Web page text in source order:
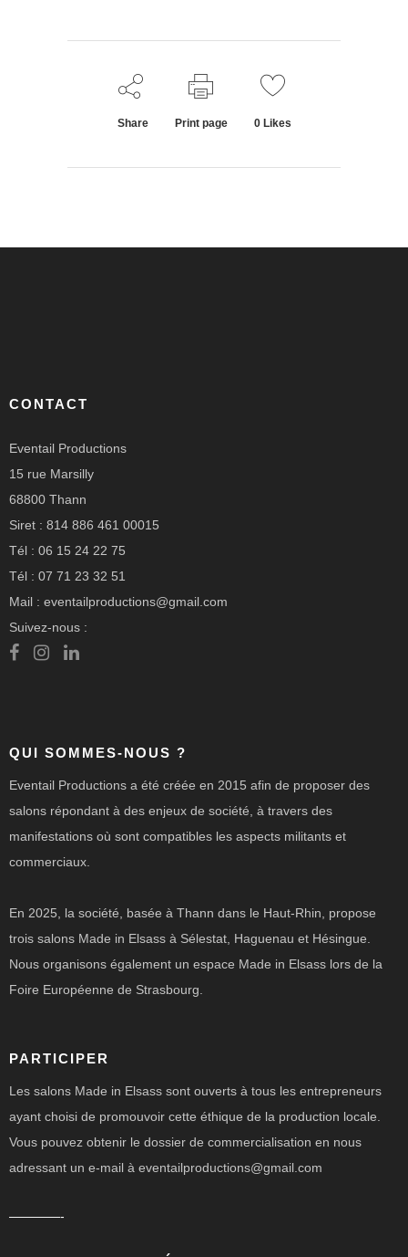
Share Print page 0Likes
CONTACT
Eventail Productions
15 rue Marsilly
68800 Thann
Siret : 814 886 461 00015
Tél : 06 15 24 22 75
Tél : 07 71 23 32 51
Mail : eventailproductions@gmail.com
Suivez-nous :
QUI SOMMES-NOUS ?
Eventail Productions a été créée en 2015 afin de proposer des
salons répondant à des enjeux de société, à travers des
manifestations où sont compatibles les aspects militants et
commerciaux.
En 2025, la société, basée à Thann dans le Haut-Rhin, propose
trois salons Made in Elsass à Sélestat, Haguenau et Hésingue.
Nous organisons également un espace Made in Elsass lors de la
Foire Européenne de Strasbourg.
PARTICIPER
Les salons Made in Elsass sont ouverts à tous les entrepreneurs
ayant choisi de promouvoir cette éthique de la production locale.
Vous pouvez obtenir le dossier de commercialisation en nous
adressant un e-mail à eventailproductions@gmail.com
————-